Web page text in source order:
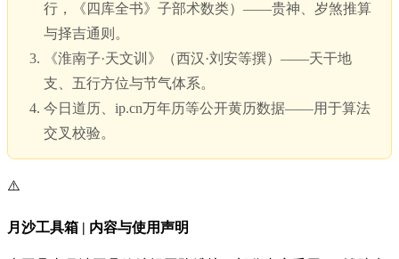
行，《四库全书》子部术数类）——贵神、岁煞推算
与择吉通则。
《淮南子·天文训》（西汉·刘安等撰）——天干地
支、五行方位与节气体系。
今日道历、ip.cn万年历等公开黄历数据——用于算法
交叉校验。
⚠️
月沙工具箱 | 内容与使用声明